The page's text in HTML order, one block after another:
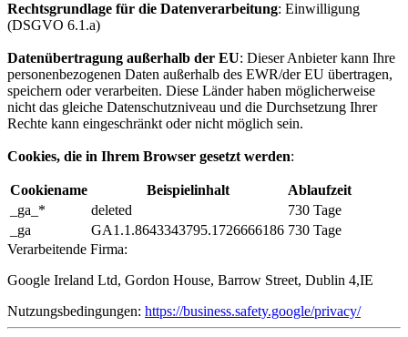
Rechtsgrundlage für die Datenverarbeitung: Einwilligung
(DSGVO 6.1.a)
Datenübertragung außerhalb der EU: Dieser Anbieter kann Ihre
personenbezogenen Daten außerhalb des EWR/der EU übertragen,
speichern oder verarbeiten. Diese Länder haben möglicherweise
nicht das gleiche Datenschutzniveau und die Durchsetzung Ihrer
Rechte kann eingeschränkt oder nicht möglich sein.
Cookies, die in Ihrem Browser gesetzt werden:
Cookiename Beispielinhalt
Ablaufzeit
_ga_*
deleted
730 Tage
_ga
GA1.1.8643343795.1726666186 730 Tage
Verarbeitende Firma:
Google Ireland Ltd, Gordon House, Barrow Street, Dublin 4,IE
Nutzungsbedingungen: https://business.safety.google/privacy/